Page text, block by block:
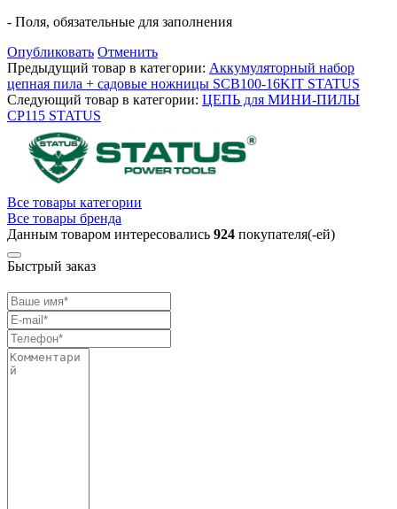
- Поля, обязательные для заполнения
Опубликовать Отменить
Предыдущий товар в категории: Аккумуляторный набор
цепная пила + садовые ножницы SCB100-16KIT STATUS
Следующий товар в категории: ЦЕПЬ для МИНИ-ПИЛЫ
CP115 STATUS
Все товары категории
Все товары бренда
Данным товаром интересовались 924 покупателя(-ей)
Быстрый заказ